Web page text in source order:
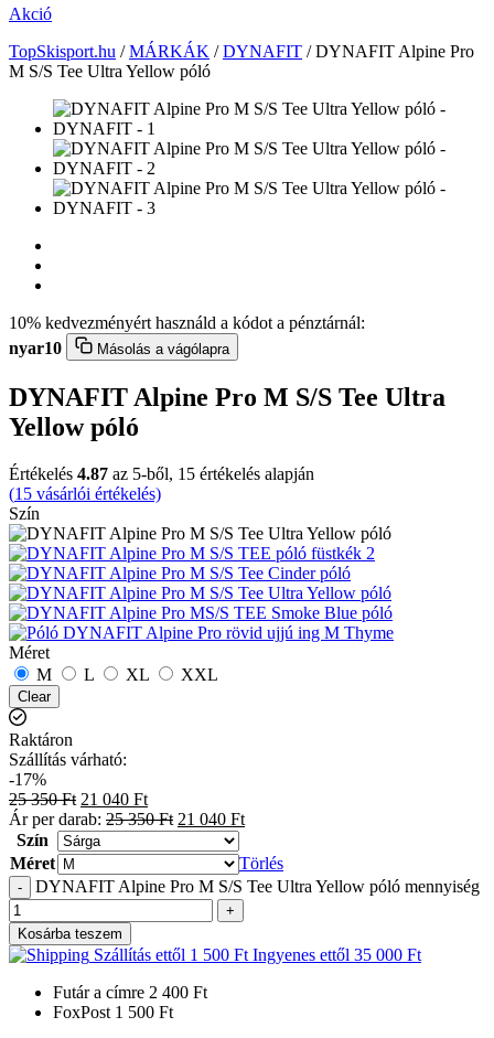
Akció
TopSkisport.hu /MÁRKÁK /DYNAFIT /DYNAFIT Alpine Pro
M S/S Tee Ultra Yellow póló
10% kedvezményért használd a kódot a pénztárnál:
nyar10
Másolás a vágólapra
DYNAFIT Alpine Pro M S/S Tee Ultra
Yellow póló
Értékelés 4.87 az 5-ből, 15 értékelés alapján
(15 vásárlói értékelés)
Szín
Méret
M
L XL XXL
Clear
Raktáron
Szállítás várható:
-17%
25 350Ft 21 040 Ft
Ár per darab: 25 350Ft 21 040 Ft
Szín
Méret
Törlés
DYNAFIT Alpine Pro M S/S Tee Ultra Yellow póló mennyiség
Kosárba teszem
Szállítás ettől 1 500 Ft Ingyenes ettől 35 000 Ft
Futár a címre 2 400 Ft
FoxPost 1 500 Ft